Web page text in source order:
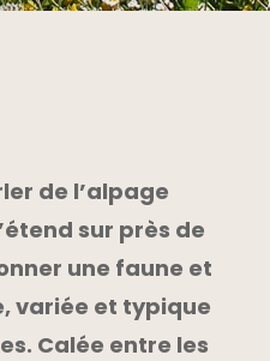
de l’alpage
sur près de
une faune et
variée et typique
Calée entre les